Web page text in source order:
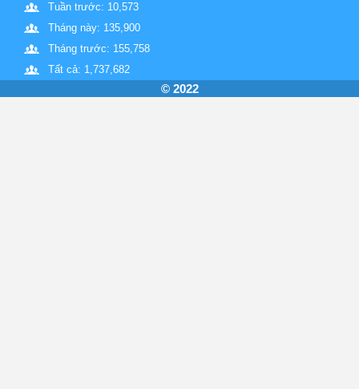
Tuần trước: 10,573
Tháng này: 135,900
Tháng trước: 155,758
Tất cả: 1,737,682
© 2022